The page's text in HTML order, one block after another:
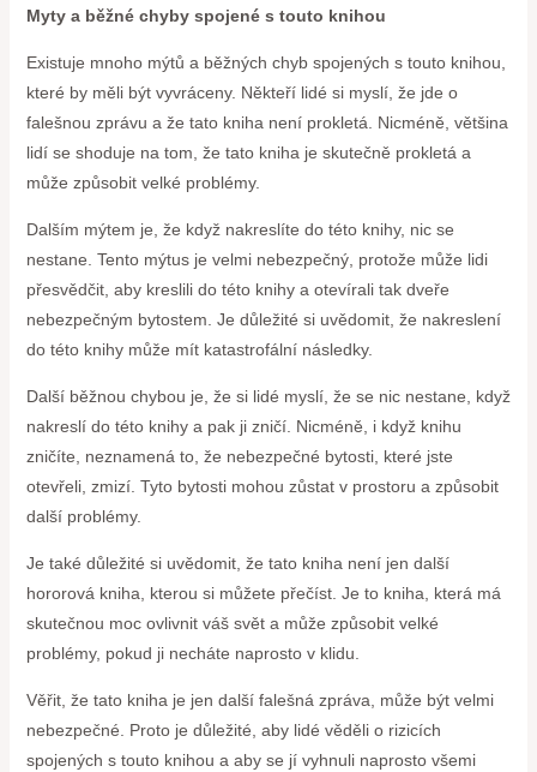
Myty a běžné chyby spojené s touto knihou
Existuje mnoho mýtů a běžných chyb spojených s touto knihou,
které by měli být vyvráceny. Někteří lidé si myslí, že jde o
falešnou zprávu a že tato kniha není prokletá. Nicméně, většina
lidí se shoduje na tom, že tato kniha je skutečně prokletá a
může způsobit velké problémy.
Dalším mýtem je, že když nakreslíte do této knihy, nic se
nestane. Tento mýtus je velmi nebezpečný, protože může lidi
přesvědčit, aby kreslili do této knihy a otevírali tak dveře
nebezpečným bytostem. Je důležité si uvědomit, že nakreslení
do této knihy může mít katastrofální následky.
Další běžnou chybou je, že si lidé myslí, že se nic nestane, když
nakreslí do této knihy a pak ji zničí. Nicméně, i když knihu
zničíte, neznamená to, že nebezpečné bytosti, které jste
otevřeli, zmizí. Tyto bytosti mohou zůstat v prostoru a způsobit
další problémy.
Je také důležité si uvědomit, že tato kniha není jen další
hororová kniha, kterou si můžete přečíst. Je to kniha, která má
skutečnou moc ovlivnit váš svět a může způsobit velké
problémy, pokud ji necháte naprosto v klidu.
Věřit, že tato kniha je jen další falešná zpráva, může být velmi
nebezpečné. Proto je důležité, aby lidé věděli o rizicích
spojených s touto knihou a aby se jí vyhnuli naprosto všemi